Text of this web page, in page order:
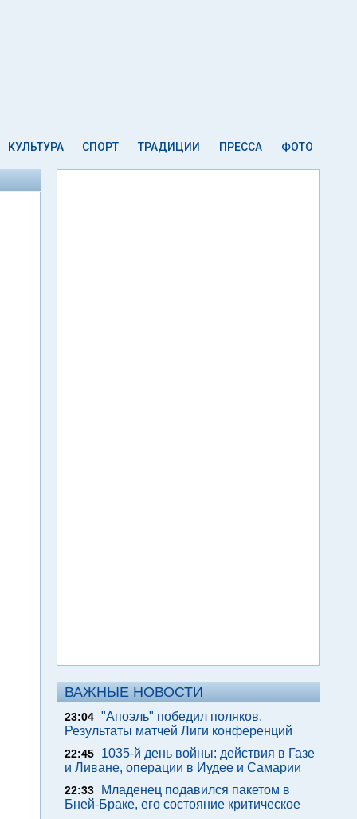
КУЛЬТУРА СПОРТ ТРАДИЦИИ ПРЕССА ФОТО
ВАЖНЫЕ НОВОСТИ
23:04 "Апоэль" победил поляков.
Результаты матчей Лиги конференций
22:45
1035-й день войны: действия в Газе
и Ливане, операции в Иудее и Самарии
22:33
Младенец подавился пакетом в
Бней-Браке, его состояние критическое